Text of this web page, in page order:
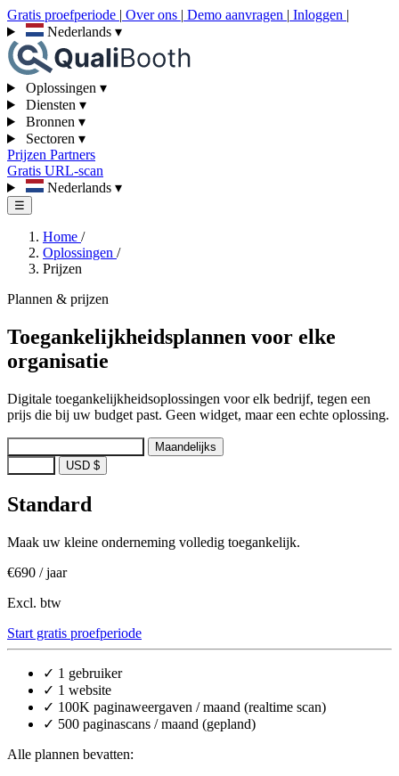
Gratis proefperiode | Over ons | Demo aanvragen | Inloggen |
Nederlands ▾
Oplossingen ▾
Diensten ▾
Bronnen ▾
Sectoren ▾
Prijzen Partners
Gratis URL-scan
Nederlands ▾
☰
Home /
Oplossingen /
Prijzen
Plannen & prijzen
Toegankelijkheidsplannen voor elke
organisatie
Digitale toegankelijkheidsoplossingen voor elk bedrijf, tegen een
prijs die bij uw budget past. Geen widget, maar een echte oplossing.
Maandelijks
USD $
Standard
Maak uw kleine onderneming volledig toegankelijk.
€690 / jaar
Excl. btw
Start gratis proefperiode
✓ 1 gebruiker
✓ 1 website
✓ 100K paginaweergaven / maand (realtime scan)
✓ 500 paginascans / maand (gepland)
Alle plannen bevatten: